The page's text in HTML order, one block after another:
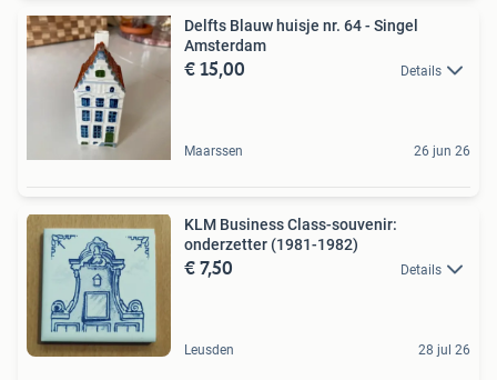
Delfts Blauw huisje nr. 64 - Singel
Amsterdam
€ 15,00 Details
Maarssen 26 jun 26
KLM Business Class-souvenir:
onderzetter (1981-1982)
€ 7,50 Details
Leusden 28 jul 26